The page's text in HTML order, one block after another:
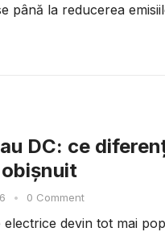
până la reducerea
DC: ce
• 0 Comment
electrice devin tot mai